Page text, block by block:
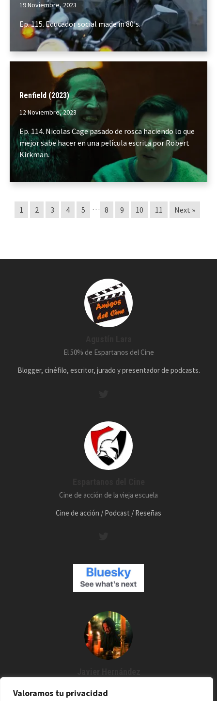
Valoramos tu privacidad
19 Noviembre, 2023
Ep. 115. Educador social made in 80's.
Renfield (2023)
12 Noviembre, 2023
Ep. 114. Nicolas Cage pasado de rosca haciendo lo que
mejor sabe hacer en una película escrita por Robert
Kirkman.
1 2 3 4 5 … 8 9 10 11 Next »
El 50% de Espartanos del Cine
Blogger, cinéfilo, escritor, jurado y presentador de podcasts.
Cine de acción de la vieja escuela
Cine de acción / Podcast / Reseñas